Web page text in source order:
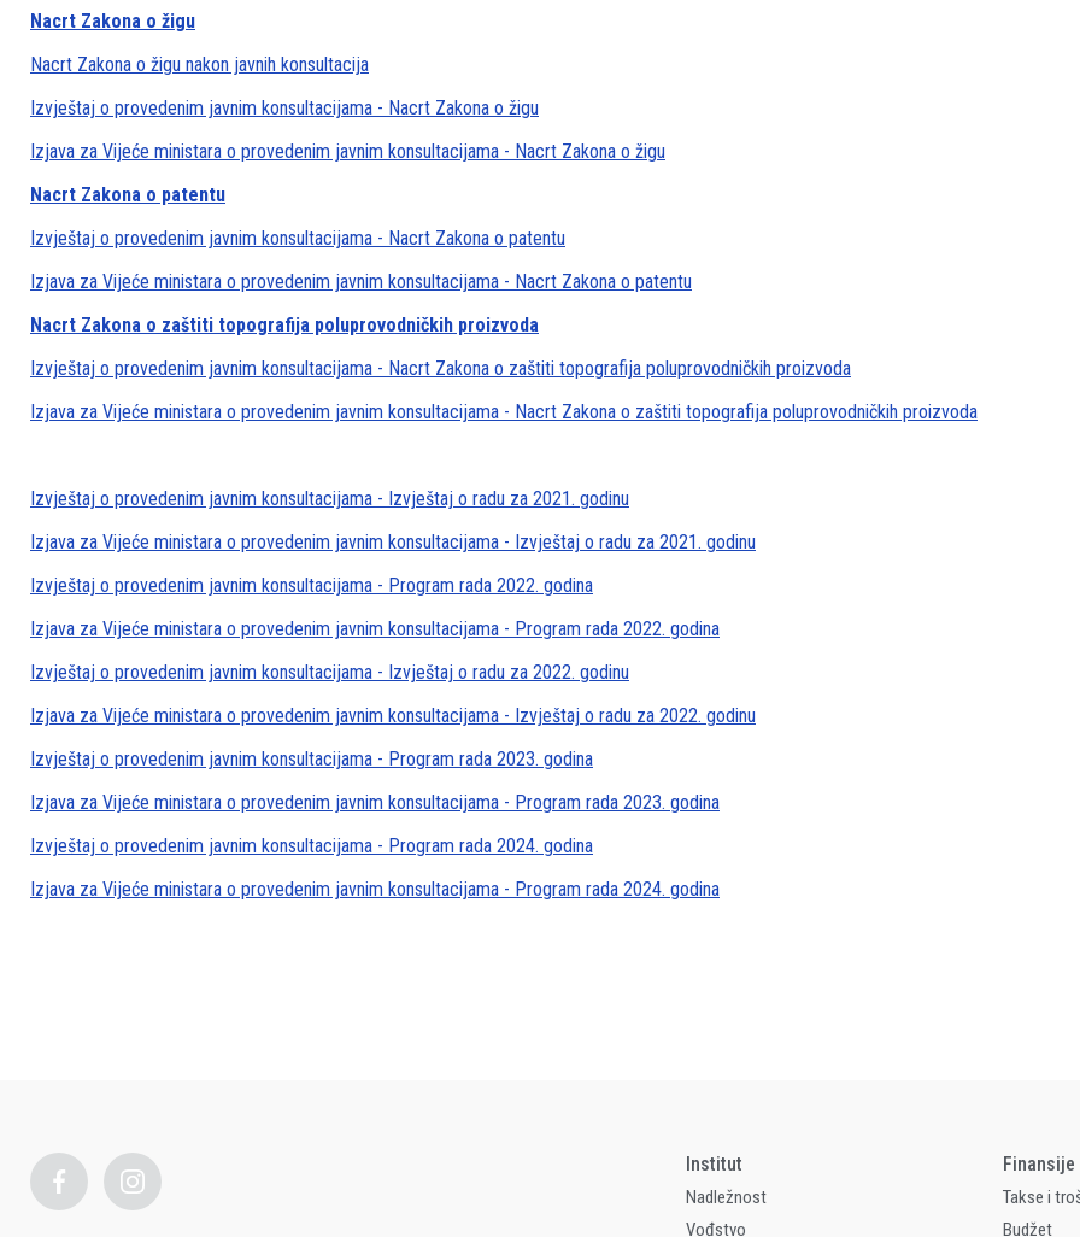
Nacrt Zakona o žigu
Nacrt Zakona o žigu nakon javnih konsultacija
Izvještaj o provedenim javnim konsultacijama - Nacrt Zakona o žigu
Izjava za Vijeće ministara o provedenim javnim konsultacijama - Nacrt Zakona o žigu
Nacrt Zakona o patentu
Izvještaj o provedenim javnim konsultacijama - Nacrt Zakona o patentu
Izjava za Vijeće ministara o provedenim javnim konsultacijama - Nacrt Zakona o patentu
Nacrt Zakona o zaštiti topografija poluprovodničkih proizvoda
Izvještaj o provedenim javnim konsultacijama - Nacrt Zakona o zaštiti topografija poluprovodničkih proizvoda
Izjava za Vijeće ministara o provedenim javnim konsultacijama - Nacrt Zakona o zaštiti topografija poluprovodničkih proizvoda
Izvještaj o provedenim javnim konsultacijama - Izvještaj o radu za 2021. godinu
Izjava za Vijeće ministara o provedenim javnim konsultacijama - Izvještaj o radu za 2021. godinu
Izvještaj o provedenim javnim konsultacijama - Program rada 2022. godina
Izjava za Vijeće ministara o provedenim javnim konsultacijama - Program rada 2022. godina
Izvještaj o provedenim javnim konsultacijama - Izvještaj o radu za 2022. godinu
Izjava za Vijeće ministara o provedenim javnim konsultacijama - Izvještaj o radu za 2022. godinu
Izvještaj o provedenim javnim konsultacijama - Program rada 2023. godina
Izjava za Vijeće ministara o provedenim javnim konsultacijama - Program rada 2023. godina
Izvještaj o provedenim javnim konsultacijama - Program rada 2024. godina
Izjava za Vijeće ministara o provedenim javnim konsultacijama - Program rada 2024. godina
Institut
Nadležnost
Vođstvo
Takse i
Budžet